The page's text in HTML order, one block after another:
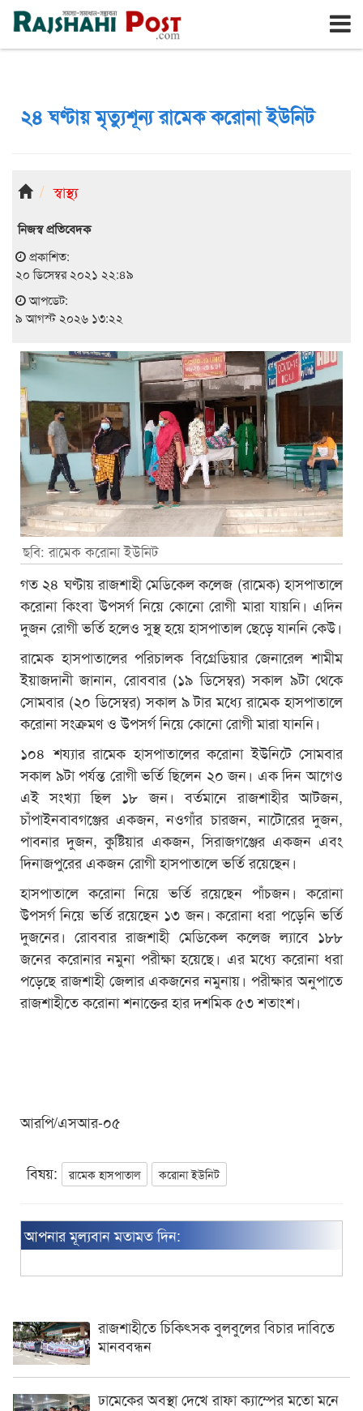
রাজশাহী রবিবার, ৯ই আগস্ট ২০২৬, ২৬শে শ্রাবণ ১৪৩৩
২৪ ঘণ্টায় মৃত্যুশূন্য রামেক করোনা ইউনিট
স্বাস্থ্য
নিজস্ব প্রতিবেদক
প্রকাশিত:
২০ ডিসেম্বর ২০২১ ২২:৪৯
আপডেট:
৯ আগস্ট ২০২৬ ১৩:২২
ছবি: রামেক করোনা ইউনিট
গত ২৪ ঘণ্টায় রাজশাহী মেডিকেল কলেজ (রামেক) হাসপাতালে
করোনা কিংবা উপসর্গ নিয়ে কোনো রোগী মারা যায়নি। এদিন
দুজন রোগী ভর্তি হলেও সুস্থ হয়ে হাসপাতাল ছেড়ে যাননি কেউ।
রামেক হাসপাতালের পরিচালক বিগ্রেডিয়ার জেনারেল শামীম
ইয়াজদানী জানান, রোববার (১৯ ডিসেম্বর) সকাল ৯টা থেকে
সোমবার (২০ ডিসেম্বর) সকাল ৯ টার মধ্যে রামেক হাসপাতালে
করোনা সংক্রমণ ও উপসর্গ নিয়ে কোনো রোগী মারা যাননি।
১০৪ শয্যার রামেক হাসপাতালের করোনা ইউনিটে সোমবার
সকাল ৯টা পর্যন্ত রোগী ভর্তি ছিলেন ২০ জন। এক দিন আগেও
এই সংখ্যা ছিল ১৮ জন। বর্তমানে রাজশাহীর আটজন,
চাঁপাইনবাবগঞ্জের একজন, নওগাঁর চারজন, নাটোরের দুজন,
পাবনার দুজন, কুষ্টিয়ার একজন, সিরাজগঞ্জের একজন এবং
দিনাজপুরের একজন রোগী হাসপাতালে ভর্তি রয়েছেন।
হাসপাতালে করোনা নিয়ে ভর্তি রয়েছেন পাঁচজন। করোনা
উপসর্গ নিয়ে ভর্তি রয়েছেন ১৩ জন। করোনা ধরা পড়েনি ভর্তি
দুজনের। রোববার রাজশাহী মেডিকেল কলেজ ল্যাবে ১৮৮
জনের করোনার নমুনা পরীক্ষা হয়েছে। এর মধ্যে করোনা ধরা
পড়েছে রাজশাহী জেলার একজনের নমুনায়। পরীক্ষার অনুপাতে
রাজশাহীতে করোনা শনাক্তের হার দশমিক ৫৩ শতাংশ।
আরপি/এসআর-০৫
বিষয়: রামেক হাসপাতাল করোনা ইউনিট
আপনার মূল্যবান মতামত দিন:
রাজশাহীতে চিকিৎসক বুলবুলের বিচার দাবিতে
মানববন্ধন
ঢামেকের অবস্থা দেখে রাফা ক্যাম্পের মতো মনে